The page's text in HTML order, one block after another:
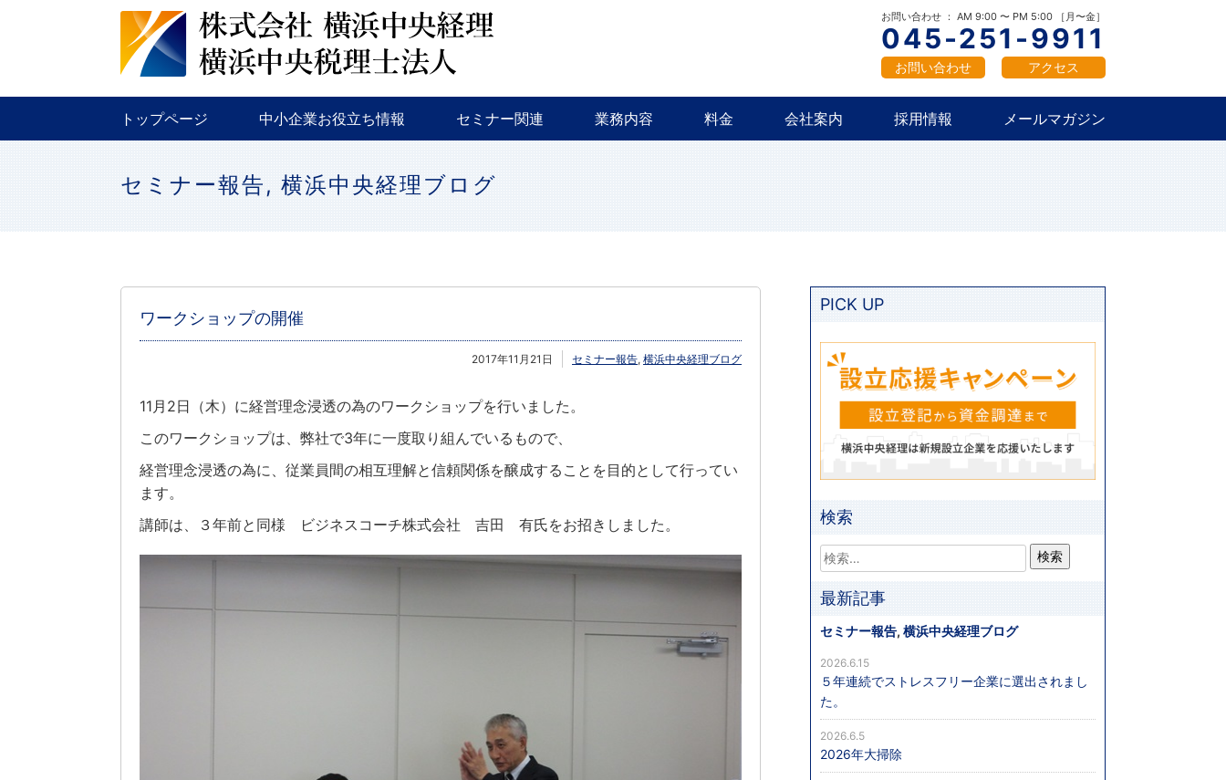
お問い合わせ ： AM 9:00 〜 PM 5:00 ［月〜金］
045-251-9911
お問い合わせ アクセス
トップページ 中小企業お役立ち情報 セミナー関連 業務内容 料金 会社案内 採用情報 メールマガジン
セミナー報告,横浜中央経理ブログ
ワークショップの開催
2017年11月21日 セミナー報告, 横浜中央経理ブログ
11月2日（木）に経営理念浸透の為のワークショップを行いました。
このワークショップは、弊社で3年に一度取り組んでいるもので、
経営理念浸透の為に、従業員間の相互理解と信頼関係を醸成することを目的として行ってい
ます。
講師は、３年前と同様 ビジネスコーチ株式会社 吉田 有氏をお招きしました。
PICK UP
検索
最新記事
セミナー報告, 横浜中央経理ブログ
５年連続でストレスフリー企業に選出されまし
た。
2026.6.15
2026年大掃除
2026.6.5
税務
金融
補助金・助成金 新卒採用
中途採用